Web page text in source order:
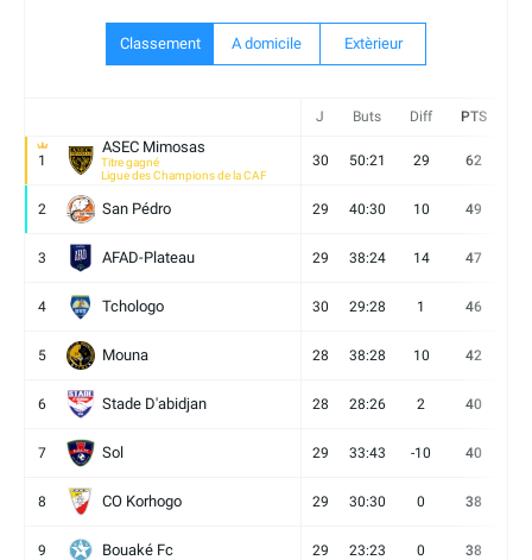
Classement A domicile Extèrieur
J Buts Diff PTS
1
ASEC Mimosas
Titre gagné
Ligue des Champions de la CAF
30 50:21 29 62
2 San Pédro 29 40:30 10 49
3 AFAD-Plateau 29 38:24 14 47
4 Tchologo 30 29:28 1 46
5 Mouna 28 38:28 10 42
6 Stade D'abidjan 28 28:26 2 40
7 Sol 29 33:43 -10 40
8 CO Korhogo 29 30:30 0 38
9 Bouaké Fc 29 23:23 0 38